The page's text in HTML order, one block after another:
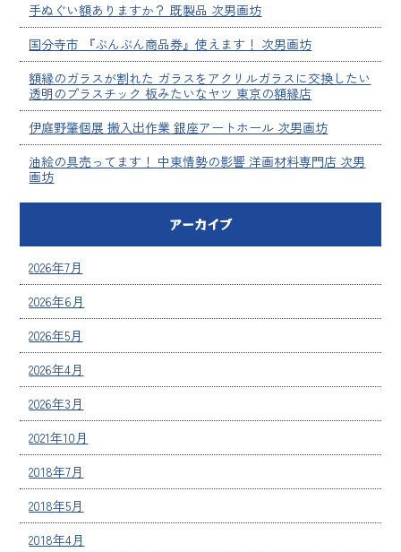
手ぬぐい額ありますか？ 既製品 次男画坊
国分寺市 『ぶんぶん商品券』使えます！ 次男画坊
額縁のガラスが割れた ガラスをアクリルガラスに交換したい
透明のプラスチック 板みたいなヤツ 東京の額縁店
伊庭野肇個展 搬入出作業 銀座アートホール 次男画坊
油絵の具売ってます！ 中東情勢の影響 洋画材料専門店 次男
画坊
アーカイブ
2026年7月
2026年6月
2026年5月
2026年4月
2026年3月
2021年10月
2018年7月
2018年5月
2018年4月